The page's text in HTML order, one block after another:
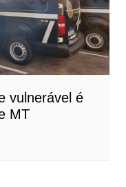
vulnerável é
MT